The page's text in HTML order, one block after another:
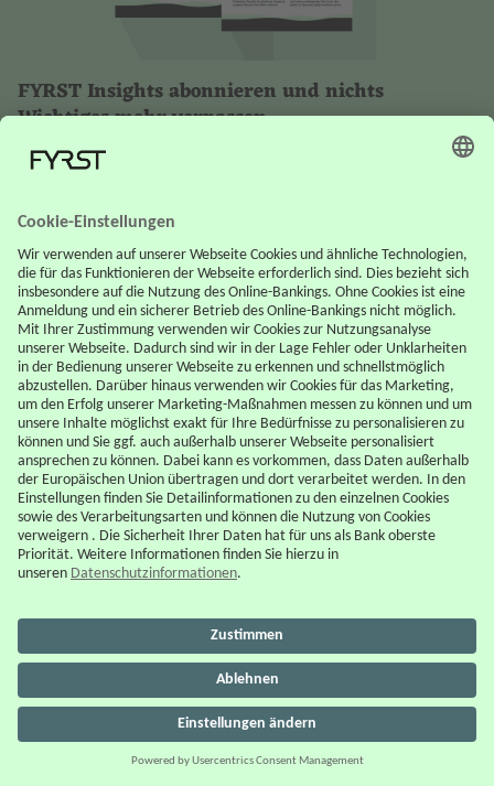
FYRST Insights abonnieren und nichts
Wichtiges mehr verpassen
Gehören Sie zu den ersten, die von neuen
Digitalbank setzen wir auf digitale Kommunikation und
bieten Ihnen darüber exklusive Angebote und wichtige
Informationen rund um Ihr Geschäftskonto.
Als erster von exklusiven Angeboten erfahren
Keine wichtigen Informationen verpassen
Versand ca. einmal im Monat – Kein Spam
Jetzt abonnieren
Die Geschäftsinhaltsversicherung sichert Ihre
Betriebsausstattung wie Büromöbel, technische
Geräte oder Lagerbeständegegen Schäden durch Feuer,
Einbruch, Sturm oder Vandalismus ab. Ein Feuer oder ein
Einbruch könnte beispielsweise Ihre
Geschäftsausstattung zerstören und Ihren Betrieb